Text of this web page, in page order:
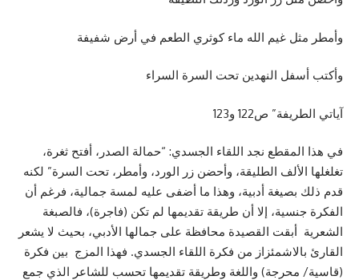
وأمطر مثل غيم الله ماء كوثري الطعم في أرض شفيفة
وأكتب أسفل النهدين تحت السرة السراء
آياتي الطريفة” ص122 و123
في هذا المقطع نجد اللقاء الجسدي: “حمالة الصدر، أفتح ثغرة،
تغلغلها الألف الطليقة، وأحضن زر الورد، وأمطر، تحت السرة” لكنه
قدم ذلك بصيغة أدبية، وهذا ما أضفى عليه لمسة جمالية، فرغم أن
الفكرة جنسية، إلا أن طريقة تقديمها لم تكن (فاجرة)، فالصبغة
الشعرية أبقت القصيدة محافظة على جمالها الأدبي، بحيث لا يشعر
القارئ بالاشمئزاز من فكرة اللقاء الجسدي. فهذا المزج بين فكرة
(قاسية/ محرجة) واللغة وطريقة تقديمها تحسب للشاعر الذي جمع